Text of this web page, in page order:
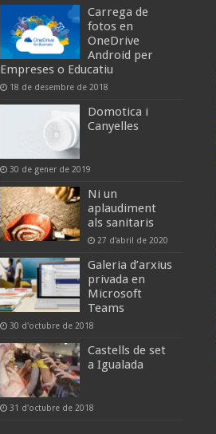
Carrega de
fotos en
OneDrive
Android per
Empreses o Educatiu
18 de desembre de 2018
Domotica i
Canyelles
30 de gener de 2019
Ni un
aplaudiment
als sanitaris
27 d'abril de 2020
Galeria d’arxius
privada en
Microsoft
Teams
30 d'octubre de 2018
Castells de set
a Igualada
31 d'octubre de 2018